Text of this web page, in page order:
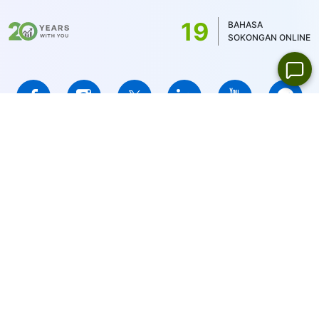
19
BAHASA
SOKONGAN ONLINE